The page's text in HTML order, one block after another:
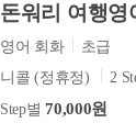
돈워리 여행영
영어 회화
초급
니콜 (정휴정)
2
Step별70,000원